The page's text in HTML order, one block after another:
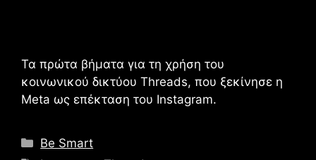
Τα πρώτα βήματα για τη χρήση του
κοινωνικού δικτύου Threads, που ξεκίνησε η
Meta ως επέκταση του Instagram.
Κατηγορίες
Be Smart